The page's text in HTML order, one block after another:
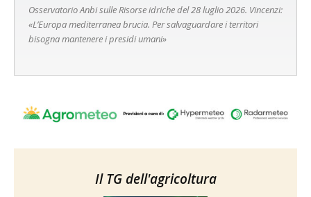
Osservatorio Anbi sulle Risorse idriche del 28 luglio 2026. Vincenzi:
«L’Europa mediterranea brucia. Per salvaguardare i territori
bisogna mantenere i presidi umani»
Il TG dell'agricoltura